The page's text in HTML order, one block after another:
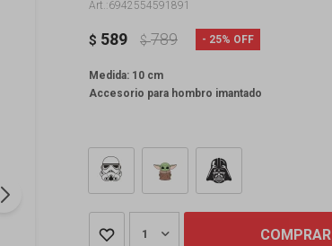
6942554591891
$ 589 $ 789 25
Medida: 10 cm
Accesorio para hombro imantado
1 COMPRAR